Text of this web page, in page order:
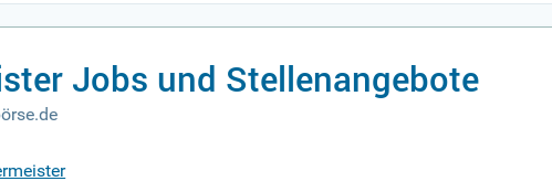
Jobs und Stellenangebote